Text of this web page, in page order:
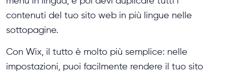
contenuti del tuo sito web in più lingue nelle
sottopagine.
Con Wix, il tutto è molto più semplice: nelle
impostazioni, puoi facilmente rendere il tuo sito